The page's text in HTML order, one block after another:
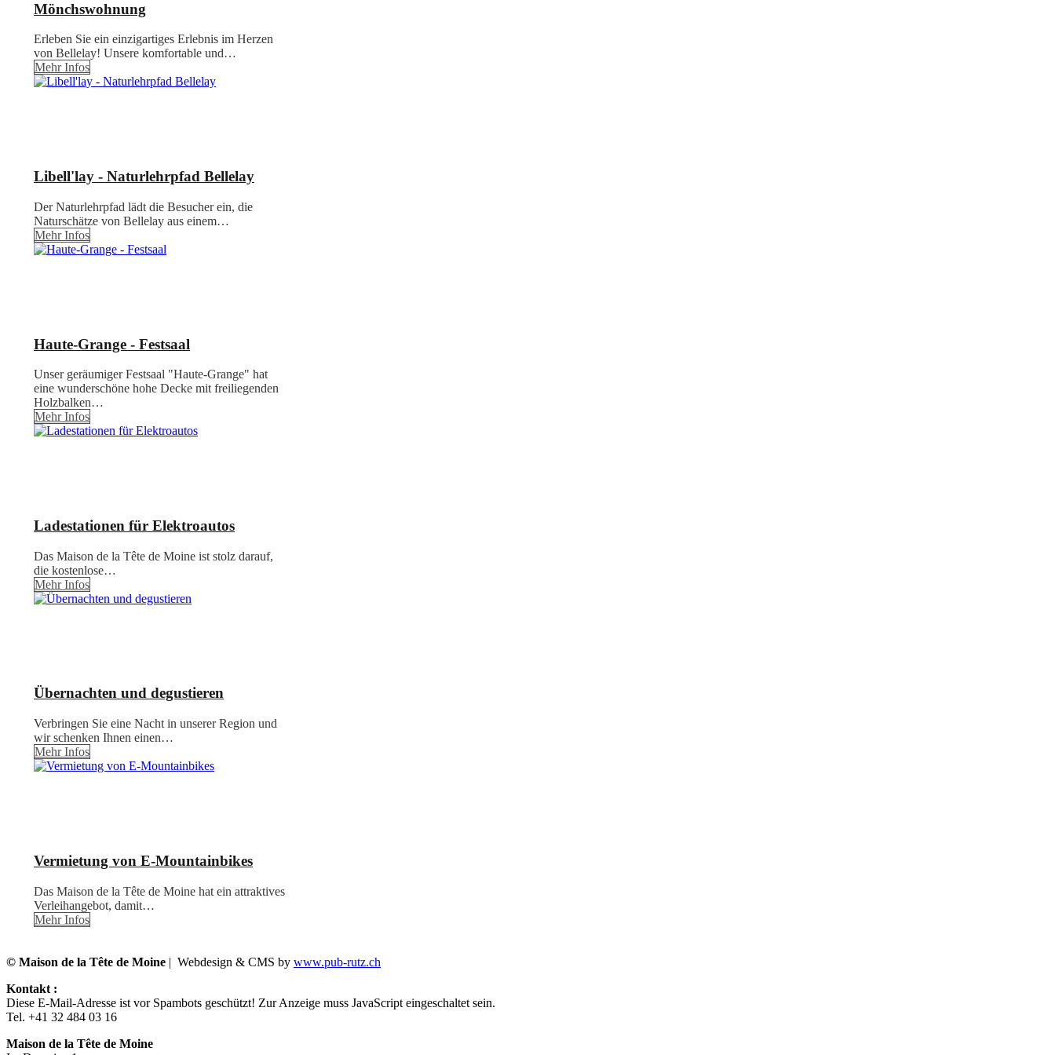
Mönchswohnung
Erleben Sie ein einzigartiges Erlebnis im Herzen
von Bellelay! Unsere komfortable und…
Mehr Infos
Libell'lay - Naturlehrpfad Bellelay
Der Naturlehrpfad lädt die Besucher ein, die
Naturschätze von Bellelay aus einem…
Mehr Infos
Haute-Grange - Festsaal
Unser geräumiger Festsaal "Haute-Grange" hat
eine wunderschöne hohe Decke mit freiliegenden
Holzbalken…
Mehr Infos
Ladestationen für Elektroautos
Das Maison de la Tête de Moine ist stolz darauf,
die kostenlose…
Mehr Infos
Übernachten und degustieren
Verbringen Sie eine Nacht in unserer Region und
wir schenken Ihnen einen…
Mehr Infos
Vermietung von E-Mountainbikes
Das Maison de la Tête de Moine hat ein attraktives
Verleihangebot, damit…
Mehr Infos
© Maison de la Tête de Moine | Webdesign & CMS by www.pub-rutz.ch
Kontakt :
Diese E-Mail-Adresse ist vor Spambots geschützt! Zur Anzeige muss JavaScript eingeschaltet sein.
Tel. +41 32 484 03 16
Maison de la Tête de Moine